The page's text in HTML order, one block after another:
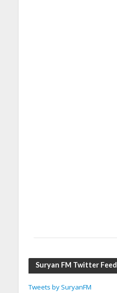
Suryan FM Twitter Feed
Tweets by SuryanFM